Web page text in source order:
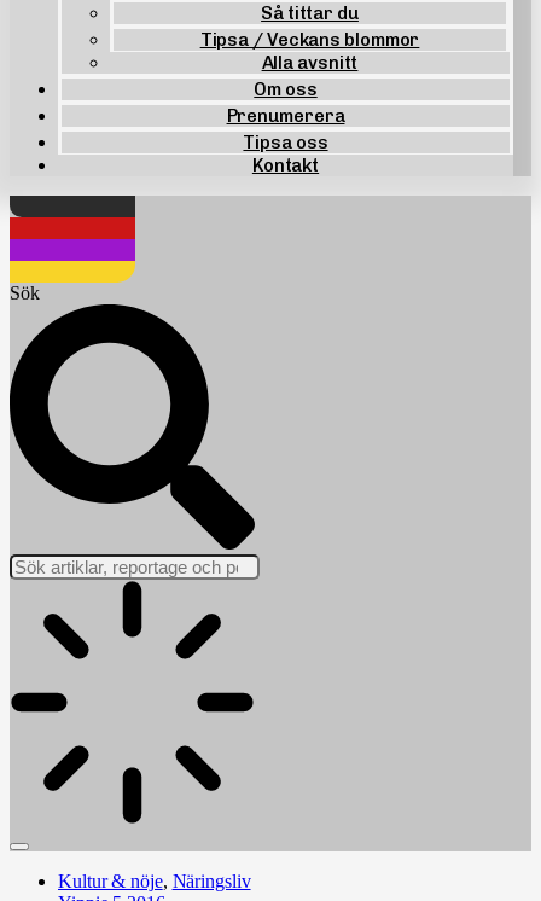
Så tittar du
Tipsa / Veckans blommor
Alla avsnitt
Om oss
Prenumerera
Tipsa oss
Kontakt
Sök
Kultur & nöje, Näringsliv